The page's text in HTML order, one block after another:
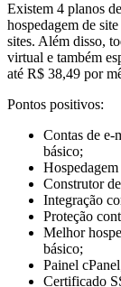
Existem 4 planos
hospedagem de
sites. Além disso,
virtual e também
até R$ 38,49 por
Pontos positivos:
Contas de e-
básico;
Construtor
Integração
Proteção
Melhor
básico;
Painel
Certificado